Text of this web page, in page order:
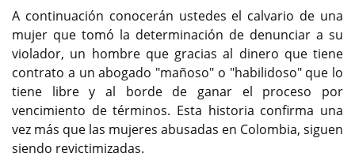
A continuación conocerán ustedes el calvario de una
mujer que tomó la determinación de denunciar a su
violador, un hombre que gracias al dinero que tiene
contrato a un abogado "mañoso" o "habilidoso" que lo
tiene libre y al borde de ganar el proceso por
vencimiento de términos. Esta historia confirma una
vez más que las mujeres abusadas en Colombia, siguen
siendo revictimizadas.